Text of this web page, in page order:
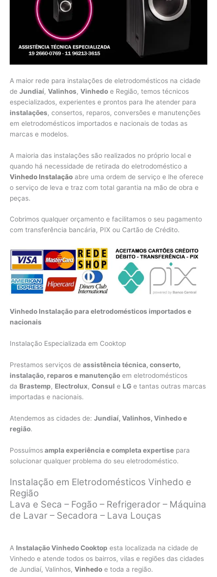
A maior rede para instalações de eletrodomésticos na cidade
de Jundiaí, Valinhos, Vinhedo e Região, temos técnicos
especializados, experientes e prontos para lhe atender para
instalações, consertos, reparos, conversões e manutenções
em eletrodomésticos importados e nacionais de todas as
marcas e modelos.
A maioria das instalações são realizados no próprio local e
quando há necessidade de retirada do eletrodoméstico a
Vinhedo Instalação abre uma ordem de serviço e lhe oferece
o serviço de leva e traz com total garantia na mão de obra e
peças.
Cobrimos qualquer orçamento e facilitamos o seu pagamento
com transferência bancária, PIX ou Cartão de Crédito.
Vinhedo Instalação para eletrodomésticos importados e
nacionais
Instalação Especializada em Cooktop
Prestamos serviços de assistência técnica, conserto,
instalação, reparos e manutenção em eletrodomésticos
da Brastemp, Electrolux, Consul e LG e tantas outras marcas
importadas e nacionais.
Atendemos as cidades de: Jundiaí, Valinhos, Vinhedo e
região.
Possuímosampla experiência e completa expertise para
solucionar qualquer problema do seu eletrodoméstico.
Instalação em Eletrodomésticos Vinhedo e
Região
Lava e Seca – Fogão – Refrigerador – Máquina
de Lavar – Secadora – Lava Louças
A Instalação Vinhedo Cooktop esta localizada na cidade de
Vinhedo e atende todos os bairros, vilas e regiões das cidades
de Jundiaí, Valinhos, Vinhedo e toda a região.